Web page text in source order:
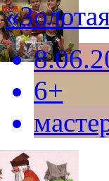
6+